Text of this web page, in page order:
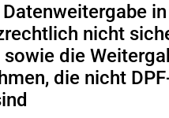
in
nicht
die
die nicht